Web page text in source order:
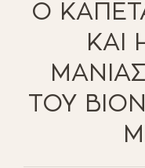
Ο
ΚΑΙ
ΤΟΥ